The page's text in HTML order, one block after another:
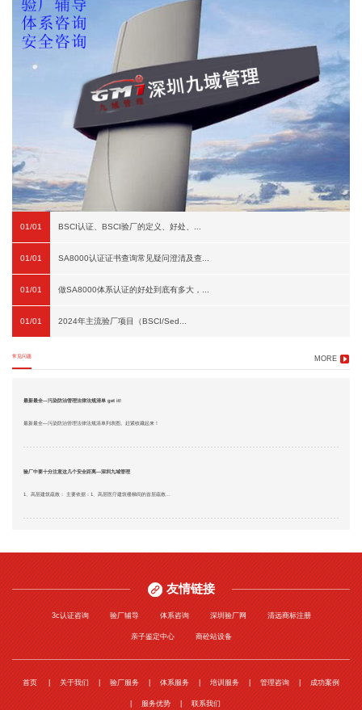
01/01 BSCI认证、BSCI验厂的定义、好处、...
01/01 SA8000认证证书查询常见疑问澄清及查...
01/01 做SA8000体系认证的好处到底有多大，...
01/01 2024年主流验厂项目（BSCI/Sed...
常见问题 MORE
最新最全—污染防治管理法律法规清单 get it!
最新最全—污染防治管理法律法规清单列表图。赶紧收藏起来！
验厂中要十分注意这几个安全距离—深圳九域管理
1、高层建筑疏散： 主要依据：1、高层医疗建筑楼梯间的首层疏散...
友情链接
3c认证咨询 验厂辅导 体系咨询 深圳验厂网 清远商标注册
亲子鉴定中心 商砼站设备
首页 关于我们 验厂服务 体系服务 培训服务 管理咨询 成功案例
服务优势 联系我们